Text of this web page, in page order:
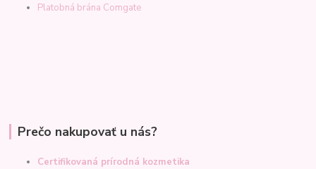
Platobná brána Comgate
Prečo nakupovať u nás?
Certifikovaná prírodná kozmetika